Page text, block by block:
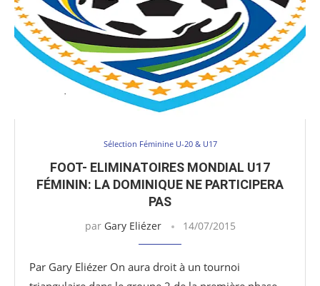
Sélection Féminine U-20 & U17
FOOT- ELIMINATOIRES MONDIAL U17
FÉMININ: LA DOMINIQUE NE PARTICIPERA
PAS
par Gary Eliézer 14/07/2015
Par Gary Eliézer On aura droit à un tournoi